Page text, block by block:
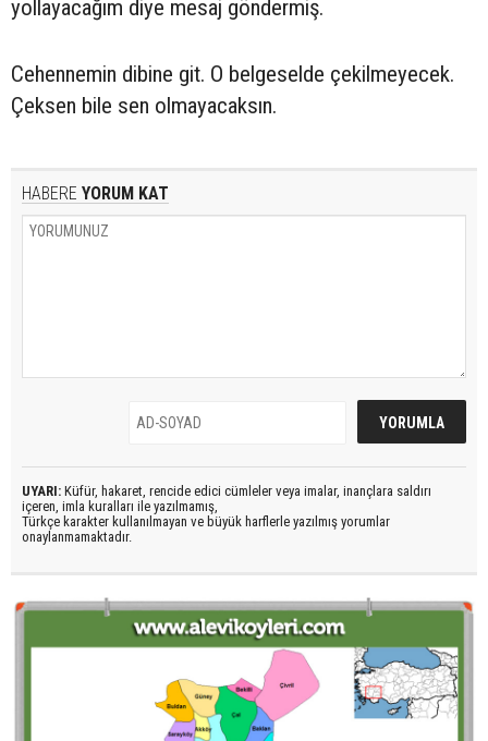
yollayacağım diye mesaj göndermiş.
Cehennemin dibine git. O belgeselde çekilmeyecek.
Çeksen bile sen olmayacaksın.
HABERE YORUM KAT
UYARI: Küfür, hakaret, rencide edici cümleler veya imalar, inançlara saldırı
içeren, imla kuralları ile yazılmamış,
Türkçe karakter kullanılmayan ve büyük harflerle yazılmış yorumlar
onaylanmamaktadır.